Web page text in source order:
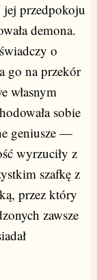
przedpokoju
demona.
o
go na przekór
własnym
sobie
geniusze —
wyrzuciły z
szafkę z
przez który
zawsze